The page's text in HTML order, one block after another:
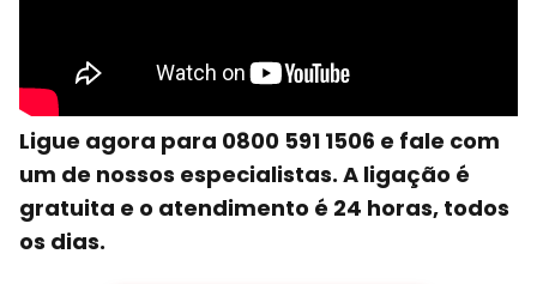
Ligue agora para 0800 591 1506 e fale com
um de nossos especialistas. A ligação é
gratuita e o atendimento é 24 horas, todos
os dias.